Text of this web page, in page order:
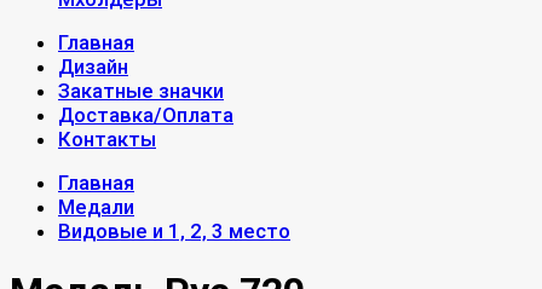
Главная
Дизайн
Закатные значки
Доставка/Оплата
Контакты
Главная
Медали
Видовые и 1, 2, 3 место